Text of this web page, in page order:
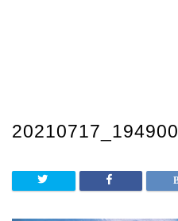
20210717_194900